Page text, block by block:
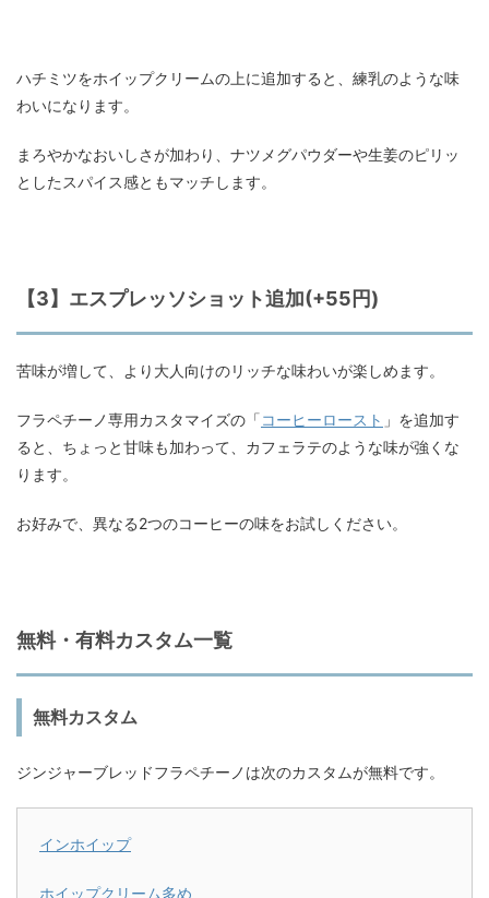
ハチミツをホイップクリームの上に追加すると、練乳のような味
わいになります。
まろやかなおいしさが加わり、ナツメグパウダーや生姜のピリッ
としたスパイス感ともマッチします。
【3】エスプレッソショット追加(+55円)
苦味が増して、より大人向けのリッチな味わいが楽しめます。
フラペチーノ専用カスタマイズの「コーヒーロースト 」を追加す
ると、ちょっと甘味も加わって、カフェラテのような味が強くな
ります。
お好みで、異なる2つのコーヒーの味をお試しください。
無料・有料カスタム一覧
無料カスタム
ジンジャーブレッドフラペチーノは次のカスタムが無料です。
インホイップ
ホイップクリーム多め